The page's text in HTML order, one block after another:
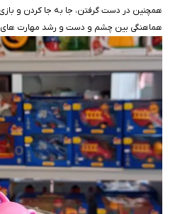
همچنین در دست گرفتن، جا به‌ جا کردن و
هماهنگی بین چشم و دست و رشد مهارت‌